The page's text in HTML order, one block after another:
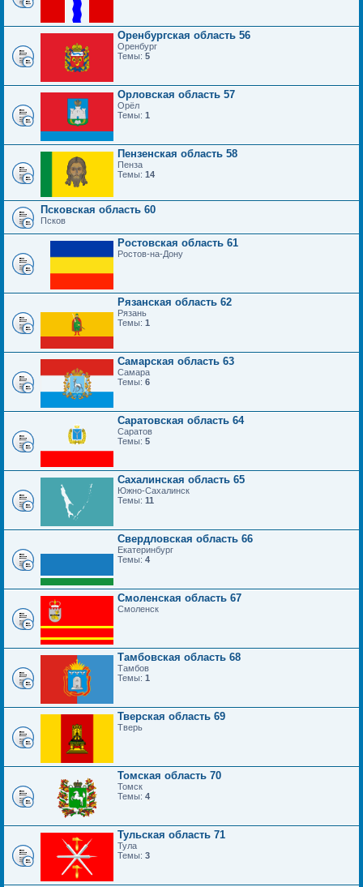
Оренбургская область 56
Оренбург
Темы: 5
Орловская область 57
Орёл
Темы: 1
Пензенская область 58
Пенза
Темы: 14
Псковская область 60
Псков
Ростовская область 61
Ростов-на-Дону
Рязанская область 62
Рязань
Темы: 1
Самарская область 63
Самара
Темы: 6
Саратовская область 64
Саратов
Темы: 5
Сахалинская область 65
Южно-Сахалинск
Темы: 11
Свердловская область 66
Екатеринбург
Темы: 4
Смоленская область 67
Смоленск
Тамбовская область 68
Тамбов
Темы: 1
Тверская область 69
Тверь
Томская область 70
Томск
Темы: 4
Тульская область 71
Тула
Темы: 3